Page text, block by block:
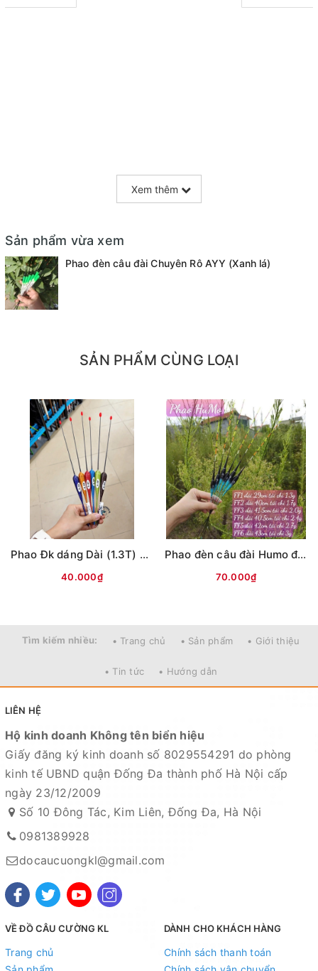
Xem thêm
Sản phẩm vừa xem
Phao đèn câu đài Chuyên Rô AYY (Xanh lá)
SẢN PHẨM CÙNG LOẠI
Phao Đk dáng Dài (1.3T) các màu (#16-dài 30cm)
40.000₫
Phao đèn câu đài Humo đổi màu
70.000₫
Tìm kiếm nhiều: • Trang chủ • Sản phẩm • Giới thiệu
• Tin tức • Hướng dẫn
LIÊN HỆ
Hộ kinh doanh Không tên biển hiệu
Giấy đăng ký kinh doanh số 8029554291 do phòng
kinh tế UBND quận Đống Đa thành phố Hà Nội cấp
ngày 23/12/2009
Số 10 Đông Tác, Kim Liên, Đống Đa, Hà Nội
0981389928
docaucuongkl@gmail.com
VỀ ĐỒ CÂU CƯỜNG KL
Trang chủ
DÀNH CHO KHÁCH HÀNG
Chính sách thanh toán